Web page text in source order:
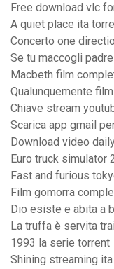
Free download vlc
A quiet place ita
Concerto one
Se tu maccogli
Macbeth film
Qualunquemente
Chiave stream
Scarica app gmail
Download video
Euro truck
Fast and furious
Film gomorra
Dio esiste e abita a
La truffa è servita
1993 la serie torrent
Shining streaming